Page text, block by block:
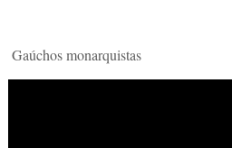
Gaúchos monarquistas